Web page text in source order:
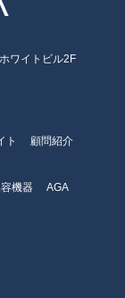
ワイトビル2F
ト 顧問紹介
機器
AGA